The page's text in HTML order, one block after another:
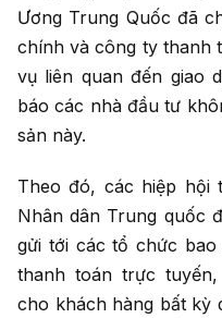
Ương Trung Quốc đã
chính và công ty thanh
vụ liên quan đến giao
báo các nhà đầu tư
sản này.
Theo đó, các hiệp hội
Nhân dân Trung quốc
gửi tới các tổ chức
thanh toán trực
cho khách hàng bất kỳ